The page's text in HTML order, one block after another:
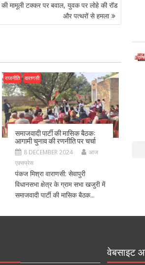
की मामूली टक्कर पर बवाल, युवक पर लोहे की रॉड
और पत्थरों से हमला
राजनीति वाराणसी
समाजवादी पार्टी की मासिक बैठक:
आगामी चुनाव की रणनीति पर चर्चा
8 DECEMBER 2024
आज
एक्सप्रेस
पंकज मिश्रा वाराणसी: सेवापुरी
विधानसभा क्षेत्र के ग्राम सभा खजुरी में
समाजवादी पार्टी की मासिक बैठक...
वेबसाइट